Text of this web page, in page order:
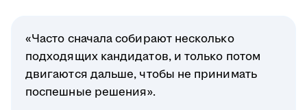
«Часто сначала собирают несколько
подходящих кандидатов, и только потом
двигаются дальше, чтобы не принимать
поспешные решения».